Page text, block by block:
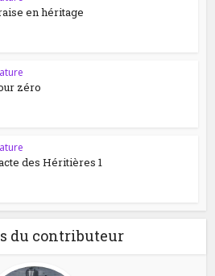
en héritage
zéro
des Héritières 1
du contributeur